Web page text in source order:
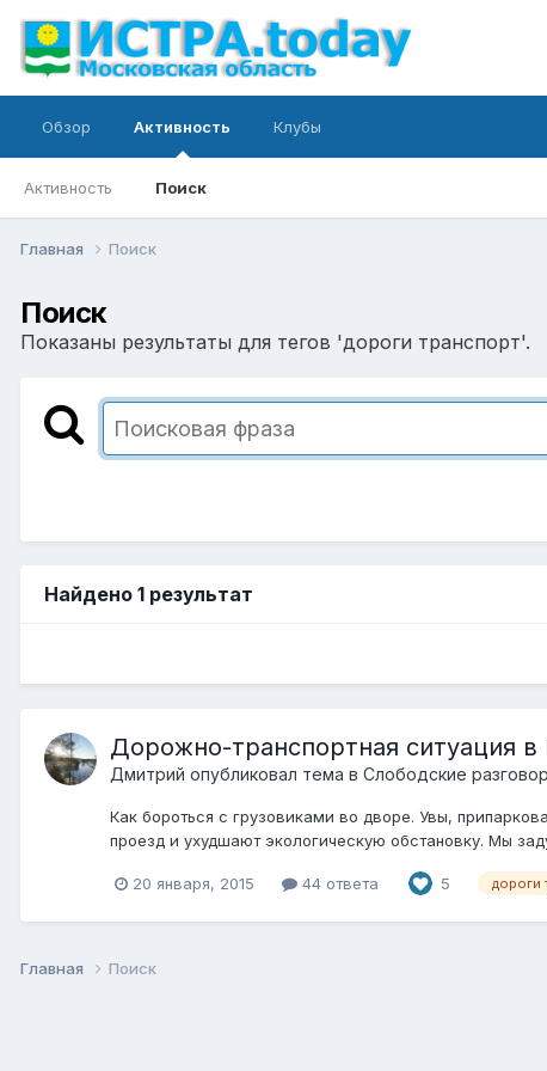
Обзор Активность
Активность Поиск
Клубы
Главная Поиск
Поиск
Показаны результаты для тегов 'дороги транспорт'.
Найдено 1 результат
Дорожно-транспортная ситуация
Дмитрий опубликовал тема в Слободские
Как бороться с грузовиками во дворе. Увы,
проезд и ухудшают экологическую обстановку. Мы
20 января, 2015 44 ответа 5 дороги
Главная Поиск